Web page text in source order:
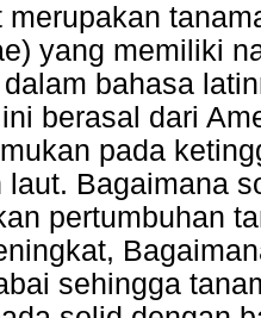
merupakan
yang memiliki
bahasa
berasal dari
pada
laut. Bagaimana
pertumbuhan
sehingga